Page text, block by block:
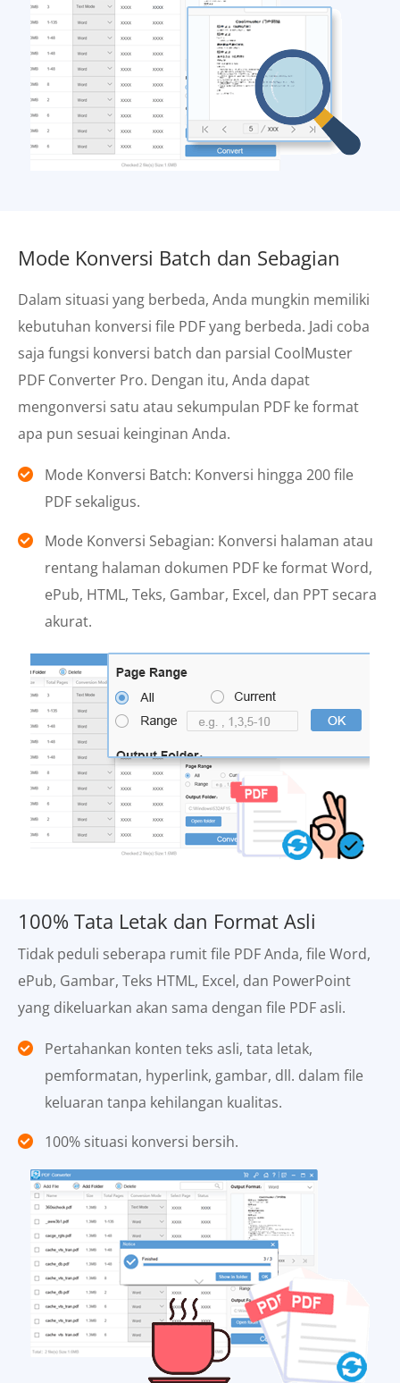
Mode Konversi Batch dan Sebagian
Dalam situasi yang berbeda, Anda mungkin memiliki
kebutuhan konversi file PDF yang berbeda. Jadi coba
saja fungsi konversi batch dan parsial CoolMuster
PDF Converter Pro. Dengan itu, Anda dapat
mengonversi satu atau sekumpulan PDF ke format
apa pun sesuai keinginan Anda.
Mode Konversi Batch: Konversi hingga 200 file
PDF sekaligus.
Mode Konversi Sebagian: Konversi halaman atau
rentang halaman dokumen PDF ke format Word,
ePub, HTML, Teks, Gambar, Excel, dan PPT secara
akurat.
100% Tata Letak dan Format Asli
Tidak peduli seberapa rumit file PDF Anda, file Word,
ePub, Gambar, Teks HTML, Excel, dan PowerPoint
yang dikeluarkan akan sama dengan file PDF asli.
Pertahankan konten teks asli, tata letak,
pemformatan, hyperlink, gambar, dll. dalam file
keluaran tanpa kehilangan kualitas.
100% situasi konversi bersih.